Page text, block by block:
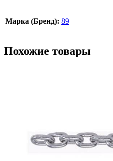
Марка (Бренд): 89
Похожие товары